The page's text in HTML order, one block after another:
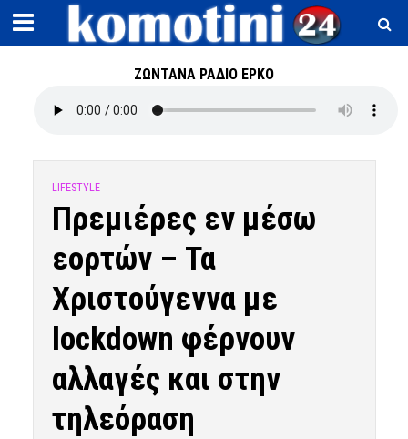
ΖΩΝΤΑΝΑ ΡΑΔΙΟ ΕΡΚΟ
LIFESTYLE
Πρεμιέρες εν μέσω
εορτών – Τα
Χριστούγεννα με
lockdown φέρνουν
αλλαγές και στην
τηλεόραση